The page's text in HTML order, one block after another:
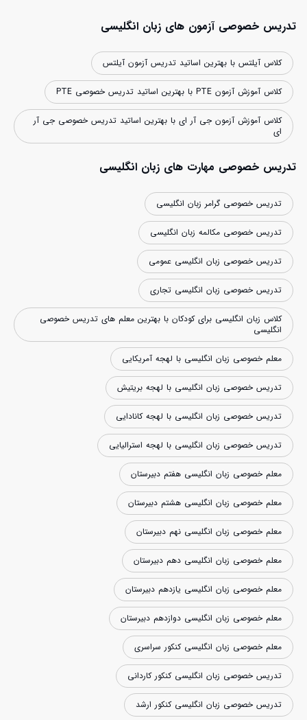
تدریس خصوصی آزمون های زبان انگلیسی
کلاس آیلتس با بهترین اساتید تدریس آزمون آیلتس
کلاس آموزش آزمون PTE با بهترین اساتید تدریس خصوصی PTE
کلاس آموزش آزمون جی آر ای با بهترین اساتید تدریس خصوصی جی آر
ای
تدریس خصوصی مهارت های زبان انگلیسی
تدریس خصوصی گرامر زبان انگلیسی
تدریس خصوصی مکالمه زبان انگلیسی
تدریس خصوصی زبان انگلیسی عمومی
تدریس خصوصی زبان انگلیسی تجاری
کلاس زبان انگلیسی برای کودکان با بهترین معلم های تدریس خصوصی
انگلیسی
معلم خصوصی زبان انگلیسی با لهجه آمریکایی
تدریس خصوصی زبان انگلیسی با لهجه بریتیش
تدریس خصوصی زبان انگلیسی با لهجه کانادایی
تدریس خصوصی زبان انگلیسی با لهجه استرالیایی
معلم خصوصی زبان انگلیسی هفتم دبیرستان
معلم خصوصی زبان انگلیسی هشتم دبیرستان
معلم خصوصی زبان انگلیسی نهم دبیرستان
معلم خصوصی زبان انگلیسی دهم دبیرستان
معلم خصوصی زبان انگلیسی یازدهم دبیرستان
معلم خصوصی زبان انگلیسی دوازدهم دبیرستان
معلم خصوصی زبان انگلیسی کنکور سراسری
تدریس خصوصی زبان انگلیسی کنکور کاردانی
تدریس خصوصی زبان انگلیسی کنکور ارشد